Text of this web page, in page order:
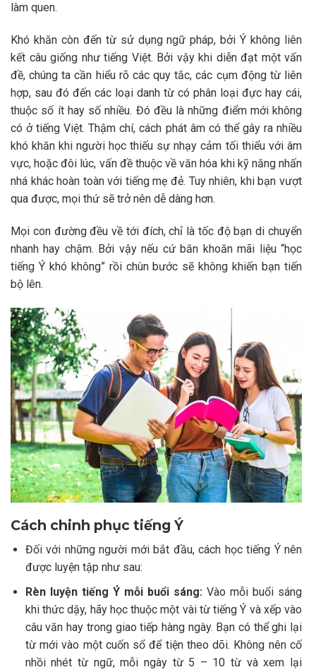
làm quen.
Khó khăn còn đến từ sử dụng ngữ pháp, bởi Ý không liên
kết câu giống như tiếng Việt. Bởi vậy khi diễn đạt một vấn
đề, chúng ta cần hiểu rõ các quy tắc, các cụm động từ liên
hợp, sau đó đến các loại danh từ có phân loại đực hay cái,
thuộc số ít hay số nhiều. Đó đều là những điểm mới không
có ở tiếng Việt. Thậm chí, cách phát âm có thể gây ra nhiều
khó khăn khi người học thiếu sự nhạy cảm tối thiểu với âm
vực, hoặc đôi lúc, vấn đề thuộc về văn hóa khi kỹ năng nhấn
nhá khác hoàn toàn với tiếng mẹ đẻ. Tuy nhiên, khi bạn vượt
qua được, mọi thứ sẽ trở nên dễ dàng hơn.
Mọi con đường đều về tới đích, chỉ là tốc độ bạn di chuyển
nhanh hay chậm. Bởi vậy nếu cứ băn khoăn mãi liệu “học
tiếng Ý khó không” rồi chùn bước sẽ không khiến bạn tiến
bộ lên.
Cách chinh phục tiếng Ý
Đối với những người mới bắt đầu, cách học tiếng Ý nên
được luyện tập như sau:
Rèn luyện tiếng Ý mỗi buổi sáng: Vào mỗi buổi sáng
khi thức dậy, hãy học thuộc một vài từ tiếng Ý và xếp vào
câu văn hay trong giao tiếp hàng ngày. Bạn có thể ghi lại
từ mới vào một cuốn sổ để tiện theo dõi. Không nên cố
nhồi nhét từ ngữ, mỗi ngày từ 5 – 10 từ và xem lại